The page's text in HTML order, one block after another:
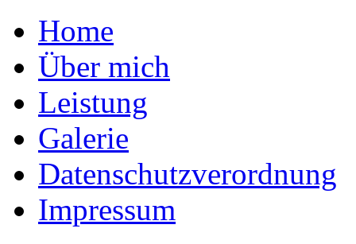
Home
Über mich
Leistung
Galerie
Datenschutzverordnung
Impressum